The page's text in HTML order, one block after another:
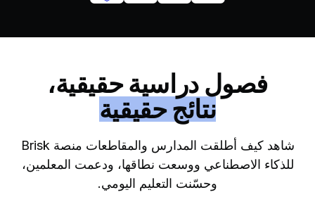
فصول دراسية حقيقية،
نتائج حقيقية
شاهد كيف أطلقت المدارس والمقاطعات منصة Brisk
للذكاء الاصطناعي ووسعت نطاقها، ودعمت المعلمين،
وحسّنت التعليم اليومي.